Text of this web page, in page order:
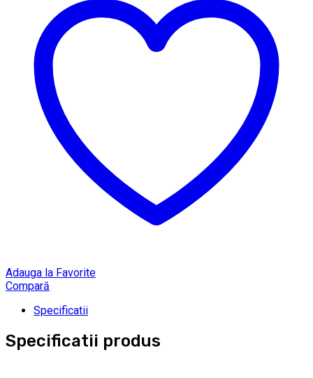
Adauga la Favorite
Compară
Specificatii
Specificatii produs